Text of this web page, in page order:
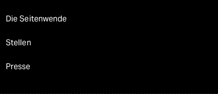
Die Seitenwende
Stellen
Presse